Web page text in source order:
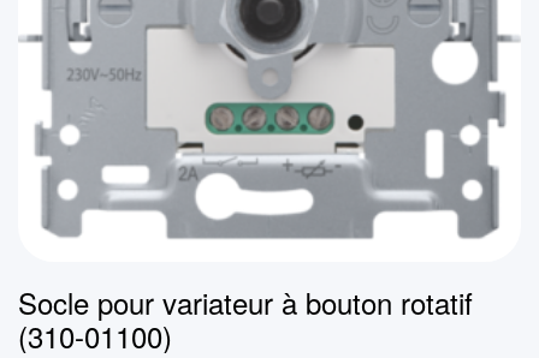
Socle pour variateur à bouton rotatif
(310-01100)